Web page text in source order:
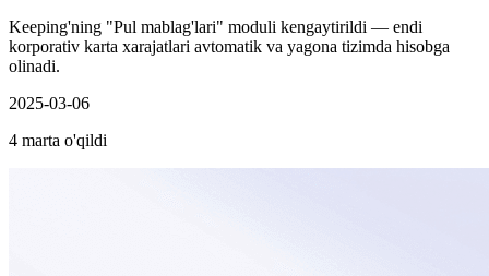
Keeping'ning "Pul mablag'lari" moduli kengaytirildi — endi
korporativ karta xarajatlari avtomatik va yagona tizimda hisobga
olinadi.
2025-03-06
4 marta o'qildi